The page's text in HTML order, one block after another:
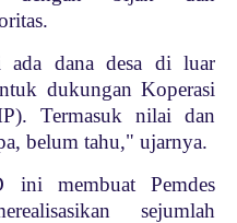
ada dana desa di luar
dukungan Koperasi
Termasuk nilai dan
belum tahu," ujarnya.
ini membuat Pemdes
sejumlah